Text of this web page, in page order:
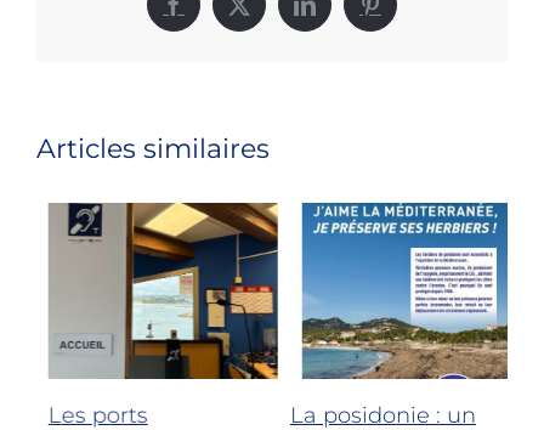
Facebook
X LinkedInPinterest
Articles similaires
Les ports
La posidonie : un